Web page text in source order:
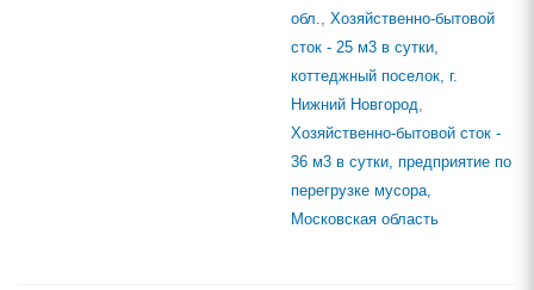
обл., Хозяйственно-бытовой
сток - 25 м3 в сутки,
коттеджный поселок, г.
Нижний Новгород,
Хозяйственно-бытовой сток -
36 м3 в сутки, предприятие по
перегрузке мусора,
Московская область